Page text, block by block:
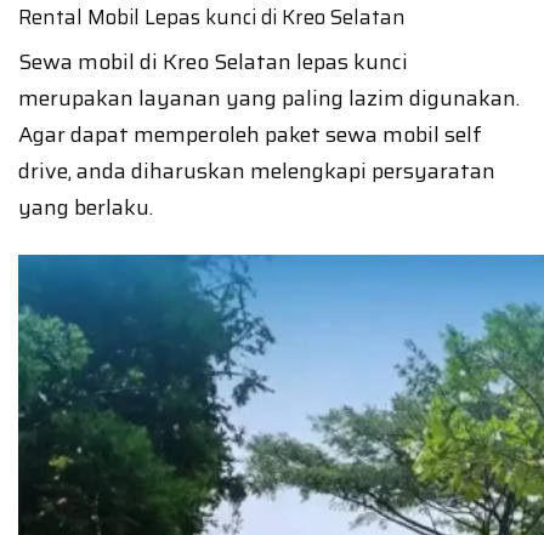
Rental Mobil Lepas kunci di Kreo Selatan
Sewa mobil di Kreo Selatan lepas kunci
merupakan layanan yang paling lazim digunakan.
Agar dapat memperoleh paket sewa mobil self
drive, anda diharuskan melengkapi persyaratan
yang berlaku.